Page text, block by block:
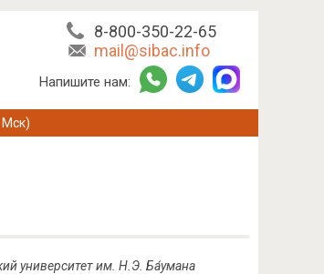
8-800-350-22-65
mail@sibac.info
Напишите нам:
Мск)
университет им. Н.Э. Ба́умана